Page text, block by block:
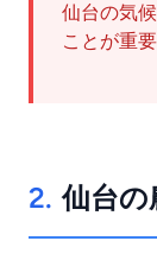
仙台の気
ことが重要
2. 仙台の